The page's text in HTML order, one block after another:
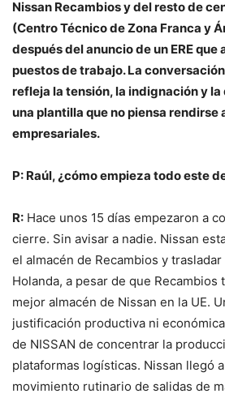
Nissan Recambios y del resto de
(Centro Técnico de Zona Franca y
después del anuncio de un ERE
puestos de trabajo. La
refleja la tensión, la indignación y
una plantilla que no piensa rendirse
empresariales.
P: Raúl, ¿cómo empieza todo este
R: Hace unos 15 días empezaron a
cierre. Sin avisar a nadie. Nissan
el almacén de Recambios y
Holanda, a pesar de que
mejor almacén de Nissan en la UE.
justificación productiva ni
de NISSAN de concentrar la
plataformas logísticas. Nissan llegó
movimiento rutinario de salidas de